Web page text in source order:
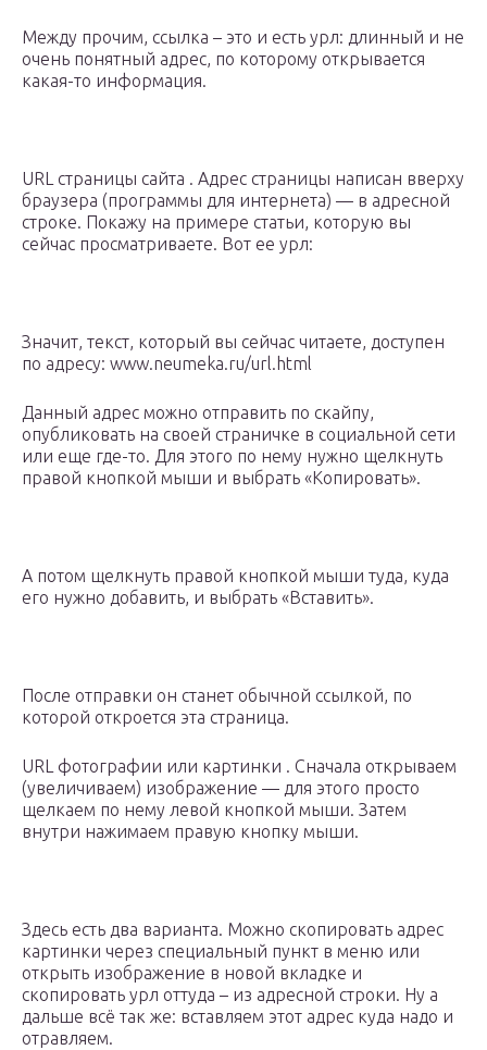
Между прочим, ссылка – это и есть урл: длинный и не
очень понятный адрес, по которому открывается
какая-то информация.
URL страницы сайта . Адрес страницы написан вверху
браузера (программы для интернета) — в адресной
строке. Покажу на примере статьи, которую вы
сейчас просматриваете. Вот ее урл:
Значит, текст, который вы сейчас читаете, доступен
по адресу: www.neumeka.ru/url.html
Данный адрес можно отправить по скайпу,
опубликовать на своей страничке в социальной сети
или еще где-то. Для этого по нему нужно щелкнуть
правой кнопкой мыши и выбрать «Копировать».
А потом щелкнуть правой кнопкой мыши туда, куда
его нужно добавить, и выбрать «Вставить».
После отправки он станет обычной ссылкой, по
которой откроется эта страница.
URL фотографии или картинки . Сначала открываем
(увеличиваем) изображение — для этого просто
щелкаем по нему левой кнопкой мыши. Затем
внутри нажимаем правую кнопку мыши.
Здесь есть два варианта. Можно скопировать адрес
картинки через специальный пункт в меню или
открыть изображение в новой вкладке и
скопировать урл оттуда – из адресной строки. Ну а
дальше всё так же: вставляем этот адрес куда надо и
отравляем.